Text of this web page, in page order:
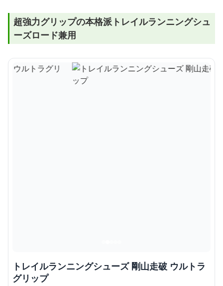
超強力グリップの本格派トレイルランニングシュ
ーズロード兼用
トレイルランニングシューズ 剛山走破 ウルトラ
グリップ